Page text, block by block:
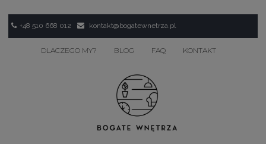
+48 510 668 012 kontakt@bogatewnetrza.pl
DLACZEGO MY? BLOG FAQ KONTAKT